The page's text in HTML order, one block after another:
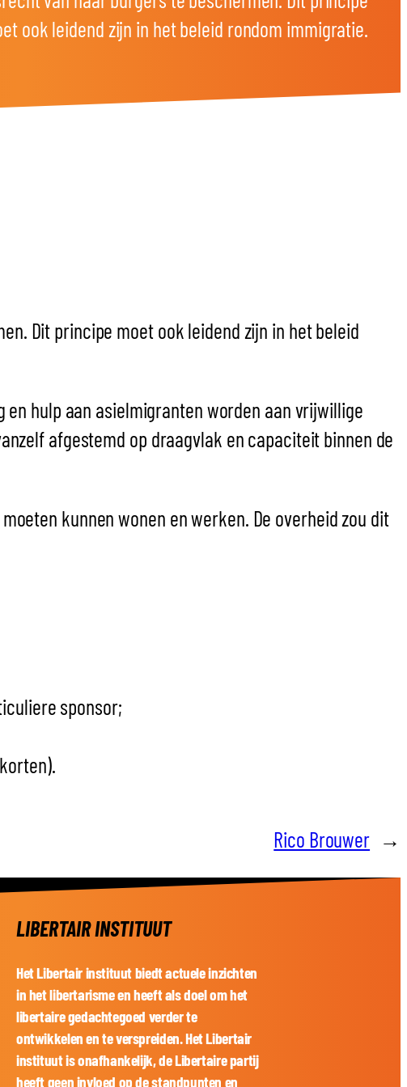
ook leidend zijn in het beleid rondom immigratie.
Dit principe moet ook leidend zijn in het beleid
en hulp aan asielmigranten worden aan vrijwillige
afgestemd op draagvlak en capaciteit binnen de
kunnen wonen en werken. De overheid zou dit
sponsor;
Rico Brouwer →
LIBERTAIR INSTITUUT
Het Libertair instituut biedt actuele inzichten
in het libertarisme en heeft als doel om het
libertaire gedachtegoed verder te
ontwikkelen en te verspreiden. Het Libertair
instituut is onafhankelijk, de Libertaire partij
heeft geen invloed op de standpunten en